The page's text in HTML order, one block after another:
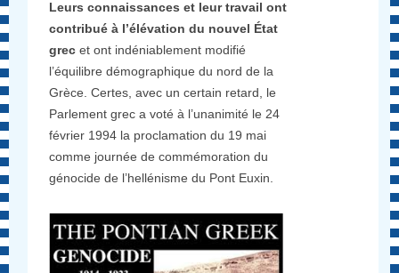
Leurs connaissances et leur travail ont
contribué à l’élévation du nouvel État
grec et ont indéniablement modifié
l’équilibre démographique du nord de la
Grèce. Certes, avec un certain retard, le
Parlement grec a voté à l’unanimité le 24
février 1994 la proclamation du 19 mai
comme journée de commémoration du
génocide de l’hellénisme du Pont Euxin.